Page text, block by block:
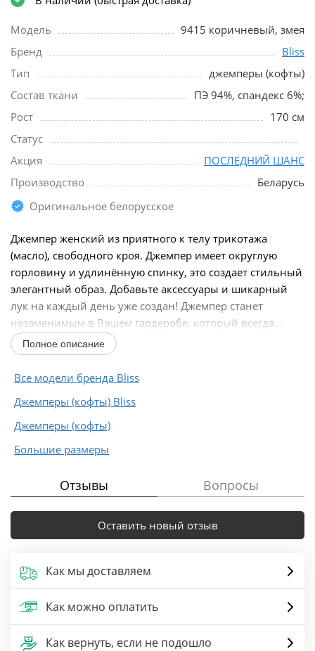
Модель
9415 коричневый, змея
Бренд
Bliss
Тип
джемперы (кофты)
Состав ткани
ПЭ 94%, спандекс 6%;
Рост
170 см
Статус
Акция
ПОСЛЕДНИЙ ШАНС
Производство
Беларусь
Оригинальное белорусское
Джемпер женский из приятного к телу трикотажа
(масло), свободного кроя. Джемпер имеет округлую
горловину и удлинённую спинку, это создает стильный
элегантный образ. Добавьте аксессуары и шикарный
лук на каждый день уже создан! Джемпер станет
незаменимым в Вашем гардеробе, который всегда...
Полное описание
Все модели бренда Bliss
Джемперы (кофты) Bliss
Джемперы (кофты)
Большие размеры
Отзывы Вопросы
Оставить новый отзыв
Как мы доставляем
Как можно оплатить
Как вернуть, если не подошло